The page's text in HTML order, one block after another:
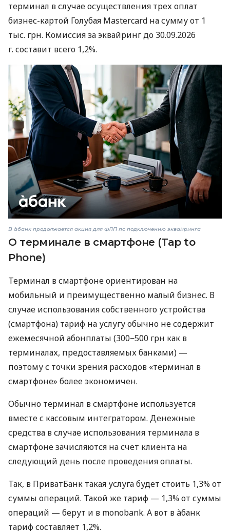
терминал в случае осуществления трех оплат
бизнес-картой Голубая Mastercard на сумму от 1
тыс. грн. Комиссия за эквайринг до 30.09.2026
г. составит всего 1,2%.
В àбанк продолжается акция для ФЛП по подключению эквайринга
О терминале в смартфоне (Tap to
Phone)
Терминал в смартфоне ориентирован на
мобильный и преимущественно малый бизнес. В
случае использования собственного устройства
(смартфона) тариф на услугу обычно не содержит
ежемесячной абонплаты (300−500 грн как в
терминалах, предоставляемых банками) —
поэтому с точки зрения расходов «терминал в
смартфоне» более экономичен.
Обычно терминал в смартфоне используется
вместе с кассовым интегратором. Денежные
средства в случае использования терминала в
смартфоне зачисляются на счет клиента на
следующий день после проведения оплаты.
Так, в ПриватБанк такая услуга будет стоить 1,3% от
суммы операций. Такой же тариф — 1,3% от суммы
операций — берут и в monobank. А вот в àбанк
тариф составляет 1,2%.